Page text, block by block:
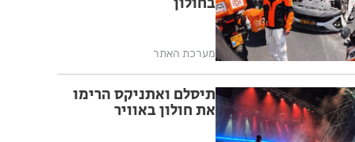
מערכת האתר
תיסלם ואתניקס הרימו
את חולון באוויר